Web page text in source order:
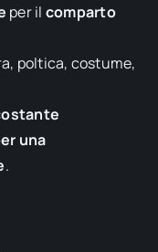
per il comparto
poltica, costume,
una
.